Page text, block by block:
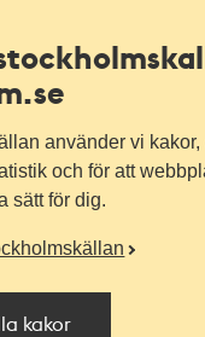
använder vi
och för att
sätt för dig.
kakor